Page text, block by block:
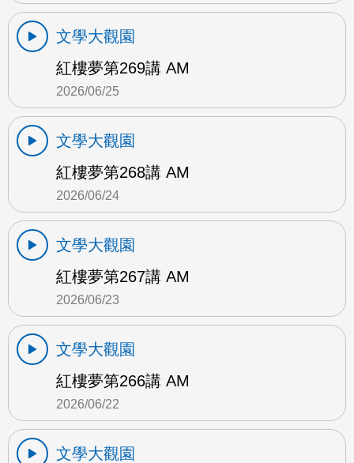
文學大觀園
紅樓夢第269講 AM
2026/06/25
文學大觀園
紅樓夢第268講 AM
2026/06/24
文學大觀園
紅樓夢第267講 AM
2026/06/23
文學大觀園
紅樓夢第266講 AM
2026/06/22
文學大觀園